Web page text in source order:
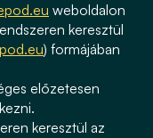
weboldalon
keresztül
) formájában
előzetesen
keresztül az